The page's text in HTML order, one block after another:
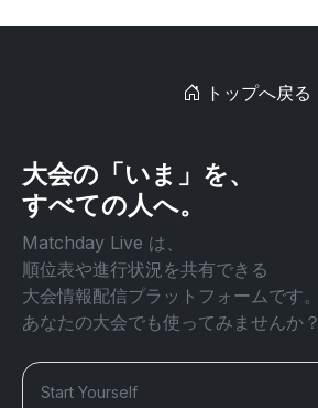
トップへ戻る
大会の「いま」を、
すべての人へ。
Matchday Live は、
順位表や進行状況を共有できる
大会情報配信プラットフォームです。
あなたの大会でも使ってみませんか？
Start Yourself